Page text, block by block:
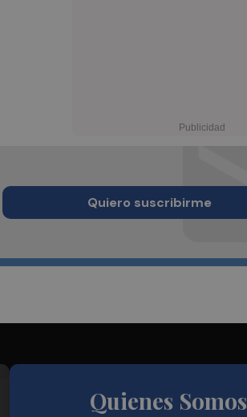
Quiero suscribirme
Quienes Somos